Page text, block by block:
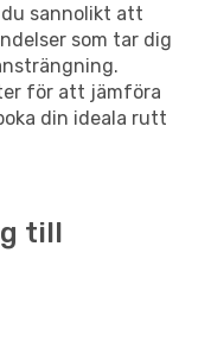
du sannolikt att
som tar dig
för att jämföra
din ideala rutt
till